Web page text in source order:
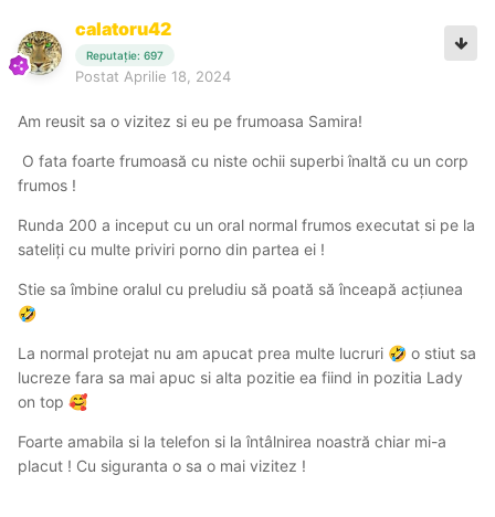
calatoru42
Reputație: 697
Postat Aprilie 18, 2024
Am reusit sa o vizitez si eu pe frumoasa Samira!
O fata foarte frumoasă cu niste ochii superbi înaltă cu un corp
frumos !
Runda 200 a inceput cu un oral normal frumos executat si pe la
sateliți cu multe priviri porno din partea ei !
Stie sa îmbine oralul cu preludiu să poată să înceapă acțiunea
🤣
La normal protejat nu am apucat prea multe lucruri 🤣 o stiut sa
lucreze fara sa mai apuc si alta pozitie ea fiind in pozitia Lady
on top 🥰
Foarte amabila si la telefon si la întâlnirea noastră chiar mi-a
placut ! Cu siguranta o sa o mai vizitez !